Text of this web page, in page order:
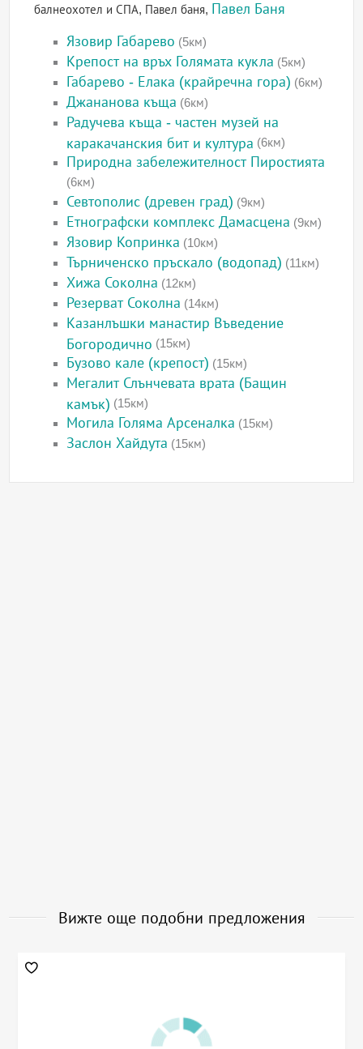
балнеохотел и СПА, Павел баня, Павел Баня
Язовир Габарево (5км)
Крепост на връх Голямата кукла (5км)
Габарево - Елака (крайречна гора) (6км)
Джананова къща (6км)
Радучева къща - частен музей на
каракачанския бит и култура (6км)
Природна забележителност Пиростията
(6км)
Севтополис (древен град) (9км)
Етнографски комплекс Дамасцена (9км)
Язовир Копринка (10км)
Търниченско пръскало (водопад) (11км)
Хижа Соколна (12км)
Резерват Соколна (14км)
Казанлъшки манастир Въведение
Богородично (15км)
Бузово кале (крепост) (15км)
Мегалит Слънчевата врата (Бащин
камък) (15км)
Могила Голяма Арсеналка (15км)
Заслон Хайдута (15км)
Вижте още подобни предложения